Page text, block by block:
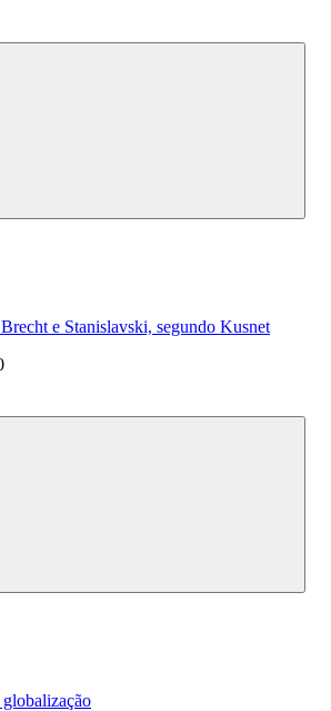
e Stanislavski, segundo Kusnet